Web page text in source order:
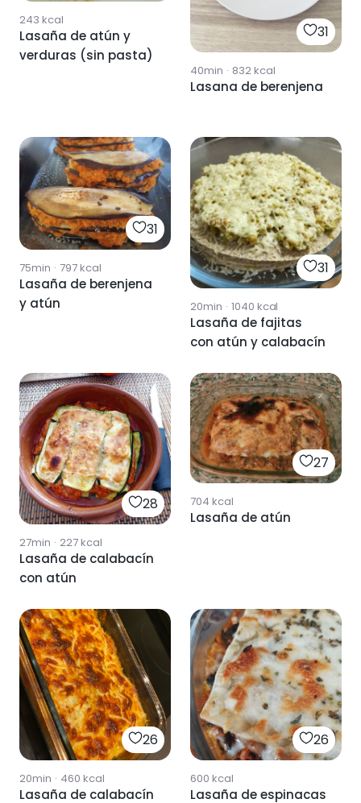
243 kcal
Lasaña de atún y
verduras (sin pasta)
31
40min · 832kcal
Lasana de berenjena
31
75min · 797kcal
Lasaña de berenjena
y atún
31
20min · 1040 kcal
Lasaña de fajitas
con atún y calabacín
28
27min · 227kcal
Lasaña de calabacín
con atún
27
704 kcal
Lasaña de atún
26
20min · 460 kcal
Lasaña de calabacín
26
600 kcal
Lasaña de espinacas